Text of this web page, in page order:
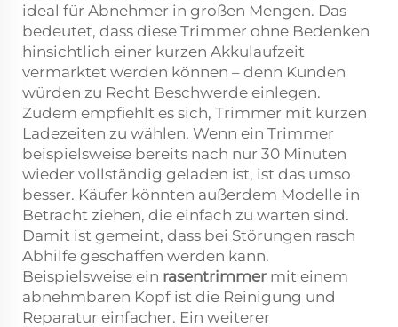
ideal für Abnehmer in großen Mengen. Das
bedeutet, dass diese Trimmer ohne Bedenken
hinsichtlich einer kurzen Akkulaufzeit
vermarktet werden können – denn Kunden
würden zu Recht Beschwerde einlegen.
Zudem empfiehlt es sich, Trimmer mit kurzen
Ladezeiten zu wählen. Wenn ein Trimmer
beispielsweise bereits nach nur 30 Minuten
wieder vollständig geladen ist, ist das umso
besser. Käufer könnten außerdem Modelle in
Betracht ziehen, die einfach zu warten sind.
Damit ist gemeint, dass bei Störungen rasch
Abhilfe geschaffen werden kann.
Beispielsweise ein rasentrimmer mit einem
abnehmbaren Kopf ist die Reinigung und
Reparatur einfacher. Ein weiterer